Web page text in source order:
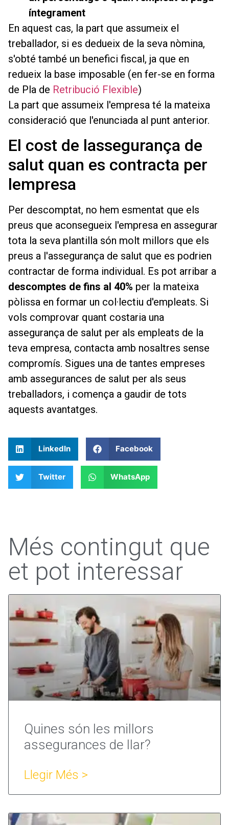
íntegrament
En aquest cas, la part que assumeix el
treballador, si es dedueix de la seva nòmina,
s'obté també un benefici fiscal, ja que en
redueix la base imposable (en fer-se en forma
de Pla de Retribució Flexible)
La part que assumeix l'empresa té la mateixa
consideració que l'enunciada al punt anterior.
El cost de lassegurança de
salut quan es contracta per
lempresa
Per descomptat, no hem esmentat que els
preus que aconsegueix l'empresa en assegurar
tota la seva plantilla són molt millors que els
preus a l'assegurança de salut que es podrien
contractar de forma individual. Es pot arribar a
descomptes de fins al 40% per la mateixa
pòlissa en formar un col·lectiu d'empleats. Si
vols comprovar quant costaria una
assegurança de salut per als empleats de la
teva empresa, contacta amb nosaltres sense
compromís. Sigues una de tantes empreses
amb assegurances de salut per als seus
treballadors, i comença a gaudir de tots
aquests avantatges.
LinkedIn Facebook
Twitter WhatsApp
Més contingut que
et pot interessar
Quines són les millors
assegurances de llar?
Llegir Més >